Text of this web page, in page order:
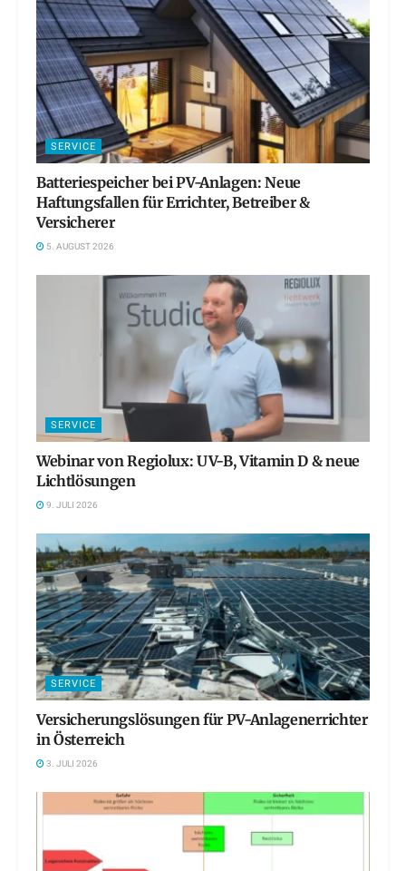
SERVICE
Batteriespeicher bei PV-Anlagen: Neue
Haftungsfallen für Errichter, Betreiber &
Versicherer
5. AUGUST 2026
SERVICE
Webinar von Regiolux: UV-B, Vitamin D & neue
Lichtlösungen
9. JULI 2026
SERVICE
Versicherungslösungen für PV-Anlagenerrichter
in Österreich
3. JULI 2026